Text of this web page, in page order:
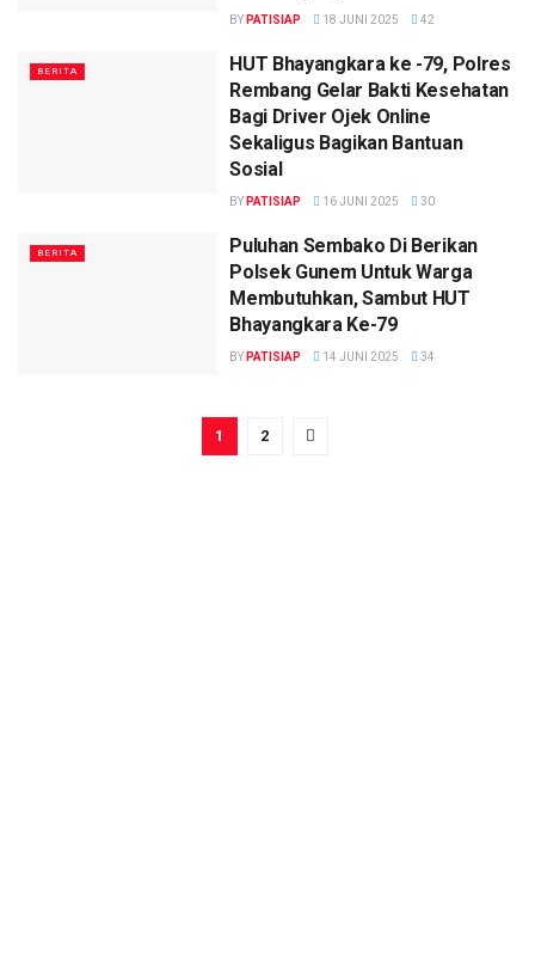
BY PATISIAP 18 JUNI 2025 42
BERITA
HUT Bhayangkara ke -79, Polres
Rembang Gelar Bakti Kesehatan
Bagi Driver Ojek Online
Sekaligus Bagikan Bantuan
Sosial
BY PATISIAP 16 JUNI 2025 30
BERITA
Puluhan Sembako Di Berikan
Polsek Gunem Untuk Warga
Membutuhkan, Sambut HUT
Bhayangkara Ke-79
BY PATISIAP 14 JUNI 2025 34
1 2